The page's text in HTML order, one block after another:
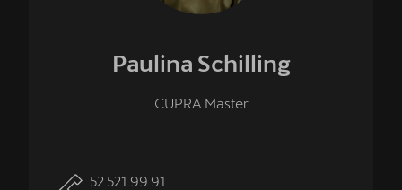
Paulina Schilling
CUPRA Master
52 521 99 91